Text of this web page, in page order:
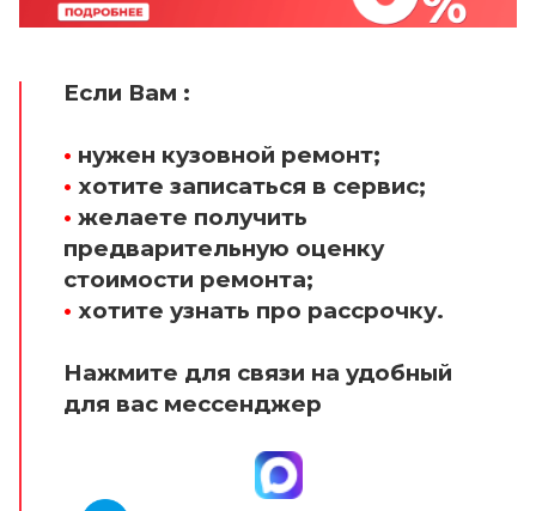
Если Вам :
• нужен кузовной ремонт;
• хотите записаться в сервис;
• желаете получить
предварительную оценку
стоимости ремонта;
• хотите узнать про рассрочку.
Нажмите для связи на удобный
для вас мессенджер